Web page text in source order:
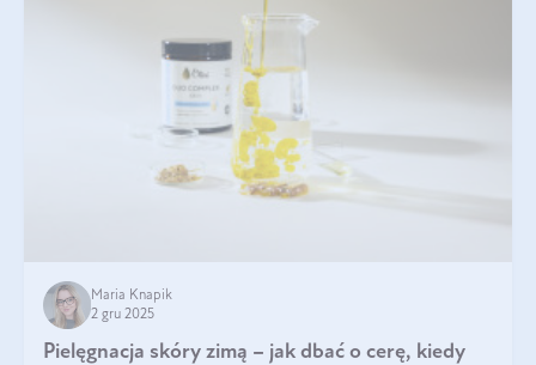
Maria Knapik
2 gru 2025
Pielęgnacja skóry zimą – jak dbać o cerę, kiedy